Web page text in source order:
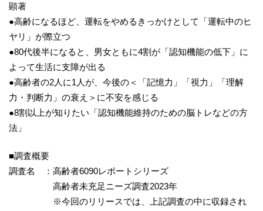
顕著
●高齢になるほど、運転をやめるきっかけとして「運転中のヒ
ヤリ」が際立つ
●80代後半になると、男女ともに4割が「認知機能の低下」に
よって生活に支障が出る
●高齢者の2人に1人が、今後の＜「記憶力」「視力」「理解
力・判断力」の衰え＞に不安を感じる
●8割以上が知りたい「認知機能維持のための脳トレなどの方
法」
■調査概要
調査名 ：高齢者6090レポートシリーズ
高齢者未充足ニーズ調査2023年
※今回のリリースでは、上記調査の中に収録され